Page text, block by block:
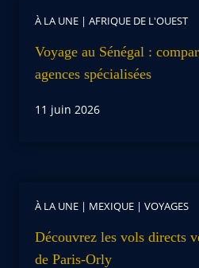
À LA UNE | AFRIQUE DE L'OUEST
Voyage au Sénégal :
agences spécialisées
11 juin 2026
À LA UNE | MEXIQUE | VOYAGES
Découvrez les vols directs
de Paris-Orly